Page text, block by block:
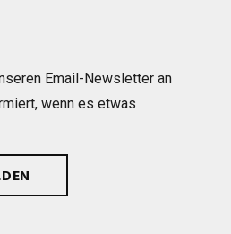
Email-News­let­ter an
wenn es etwas